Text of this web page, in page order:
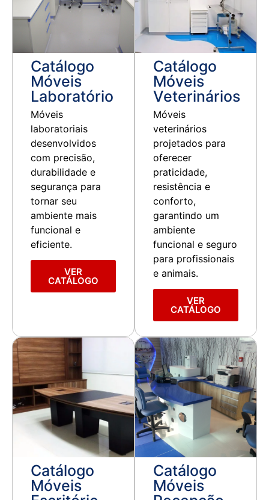
Catálogo
Móveis
Laboratório
Móveis
laboratoriais
desenvolvidos
com precisão,
durabilidade e
segurança para
tornar seu
ambiente mais
funcional e
eficiente.
VER
CATÁLOGO
Ver Catálogo
Catálogo
Móveis
Veterinários
Móveis
veterinários
projetados para
oferecer
praticidade,
resistência e
conforto,
garantindo um
ambiente
funcional e seguro
para profissionais
e animais.
VER
CATÁLOGO
Ver Catálogo
Catálogo
Móveis
Ver Catálogo
Catálogo
Móveis